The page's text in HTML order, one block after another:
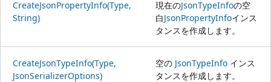
CreateJsonPropertyInfo(Type,
String)
現在のJsonTypeInfoの空
白JsonPropertyInfoインス
タンスを作成します。
CreateJsonTypeInfo(Type,
JsonSerializerOptions)
空の JsonTypeInfo インス
タンスを作成します。